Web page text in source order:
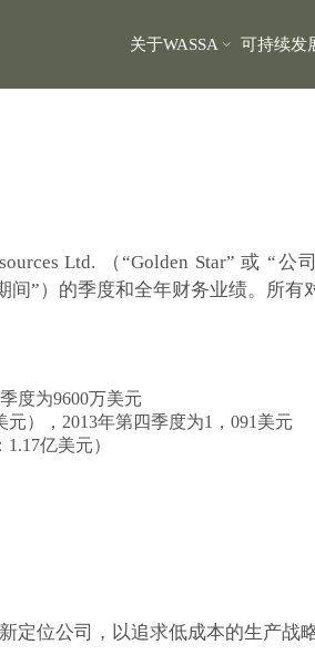
关于WASSA 可持续发
Ltd. （“Golden Star” 或 “公
间”）的季度和全年财务业绩。所有
度为9600万美元
），2013年第四季度为1，091美元
亿美元）
定位公司，以追求低成本的生产战略